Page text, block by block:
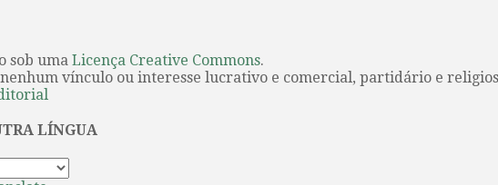
sob uma Licença Creative Commons.
nenhum vínculo ou interesse lucrativo e comercial, partidário e
LÍNGUA